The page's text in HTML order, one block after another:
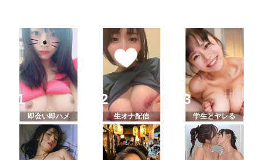
即会い即ハメ 生オナ配信 学生とヤレる